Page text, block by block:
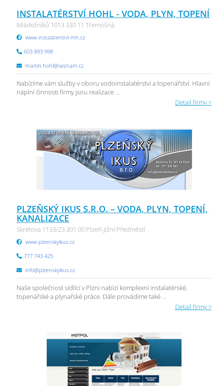
INSTALATÉRSTVÍ HOHL - VODA, PLYN, TOPENÍ
Mládežníků 1013 330 11 Třemošná
www.instalaterstvi-mh.cz
603 893 998
martin.hohl@seznam.cz
Nabízíme vám služby v oboru vodoinstalatérství a topenářství. Hlavní
náplní činnosti firmy jsou realizace ...
Detail firmy >
PLZEŇSKÝ IKUS S.R.O. – VODA, PLYN, TOPENÍ,
KANALIZACE
Skrétova 1133/23 301 00 Plzeň-Jižní Předměstí
www.plzenskyikus.cz
777 743 425
info@plzenskyikus.cz
Naše společnost sídlící v Plzni nabízí komplexní instalatérské,
topenářské a plynařské práce. Dále provádíme také ...
Detail firmy >